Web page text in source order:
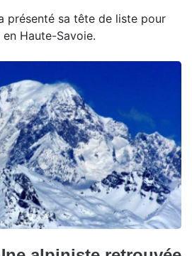
présenté sa tête de liste pour
Haute-Savoie.